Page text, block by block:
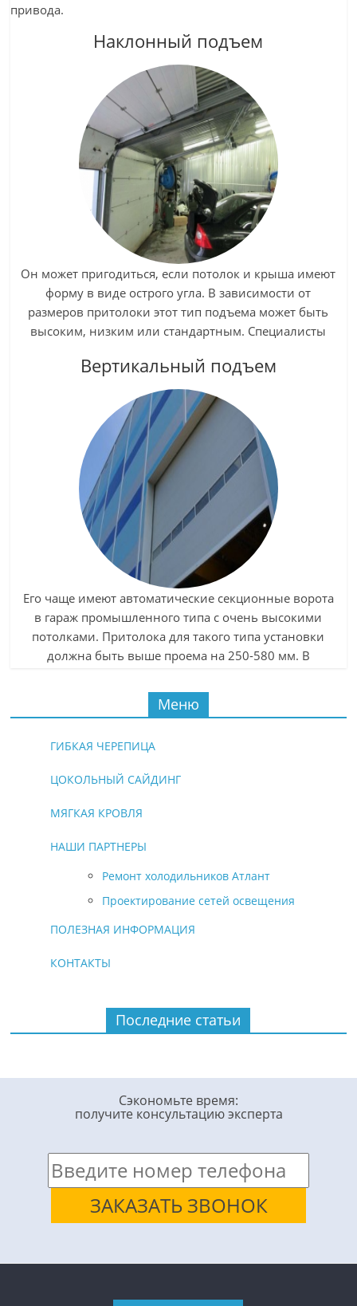
привода.
Наклонный подъем
Он может пригодиться, если потолок и крыша имеют
форму в виде острого угла. В зависимости от
размеров притолоки этот тип подъема может быть
высоким, низким или стандартным. Специалисты
тип монтажа и электропривода исходя из
особенностей вашего здания.
Вертикальный подъем
Его чаще имеют автоматические секционные ворота
в гараж промышленного типа с очень высокими
потолками. Притолока для такого типа установки
должна быть выше проема на 250-580 мм. В
над проемом или вверху, по окончании
направляющих. К такому типу конструкций подходят
Меню
ГИБКАЯ ЧЕРЕПИЦА
ЦОКОЛЬНЫЙ САЙДИНГ
МЯГКАЯ КРОВЛЯ
НАШИ ПАРТНЕРЫ
Ремонт холодильников Атлант
Проектирование сетей освещения
ПОЛЕЗНАЯ ИНФОРМАЦИЯ
КОНТАКТЫ
Последние статьи
Сэкономьте время:
получите консультацию эксперта